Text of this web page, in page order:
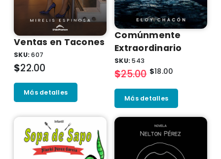
Ventas en Tacones
SKU:607
$22.00
Más detalles
Comúnmente
Extraordinario
SKU:543
$25.00 $18.00
Más detalles